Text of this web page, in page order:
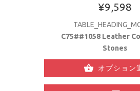
¥9,598
C75##1058 Leather
Stones
オプション